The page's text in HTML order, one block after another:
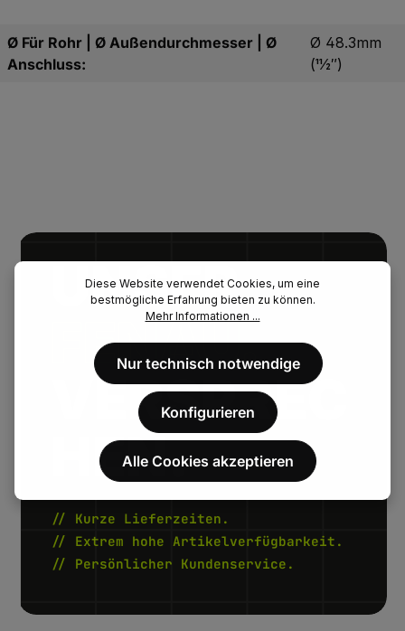
Ø Für Rohr | Ø Außendurchmesser | Ø
Anschluss:
Ø 48.3mm
(11⁄2″)
UNSER.
FENAU.
VERSPREC
HEN.
// Kurze Lieferzeiten.
// Extrem hohe Artikelverfügbarkeit.
// Persönlicher Kundenservice.
Diese Website verwendet Cookies, um eine
bestmögliche Erfahrung bieten zu können.
Mehr Informationen ...
Nur technisch notwendige
Konfigurieren
Alle Cookies akzeptieren